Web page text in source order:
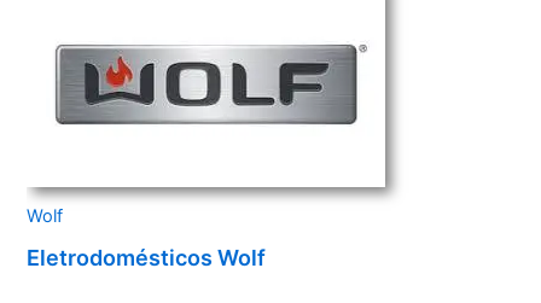
Wolf
Eletrodomésticos Wolf